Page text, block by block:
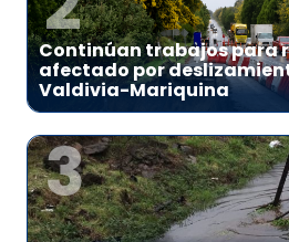
Continúan trabajos para
afectado por
Valdivia-Mariquina
3